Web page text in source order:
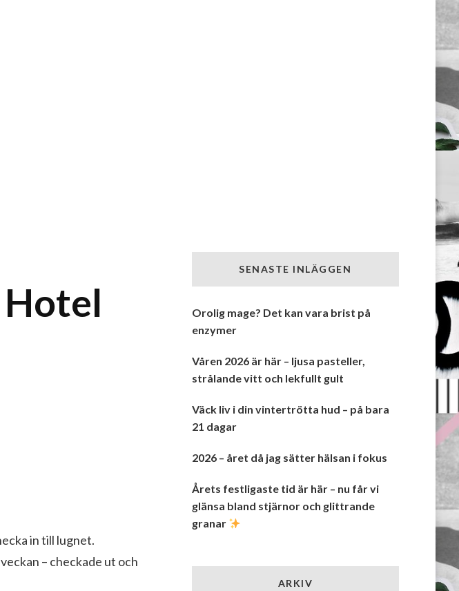
in till lugnet.
– checkade ut och
SENASTE INLÄGGEN
Orolig mage? Det kan vara brist på
enzymer
Våren 2026 är här – ljusa pasteller,
strålande vitt och lekfullt gult
Väck liv i din vintertrötta hud – på bara
21 dagar
2026 – året då jag sätter hälsan i fokus
Årets festligaste tid är här – nu får vi
glänsa bland stjärnor och glittrande
granar
ARKIV